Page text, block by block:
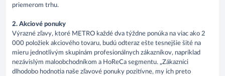
priemerom trhu.
2. Akciové ponuky
Výrazné zľavy, ktoré METRO každé dva týždne ponúka na viac ako 2
000 položiek akciového tovaru, budú odteraz ešte tesnejšie šité na
mieru jednotlivým skupinám profesionálnych zákazníkov, napríklad
nezávislým maloobchodníkom a HoReCa segmentu. „Zákazníci
dlhodobo hodnotia naše zľavové ponuky pozitívne, my ich preto